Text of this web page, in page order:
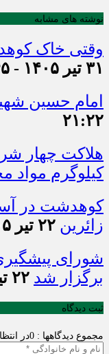
نوشته های مشابه
وقتی خاک
۳۱ تیر ۱۴۰۵ - ۱۸:۴۵
امام حسین
۲۱:۲۲
کیلوگرم مواد
کوهدشت در
زائرین ۲۲ تیر ۱۴۰۵ - ۱:۳۱
شورای
برگزار شد ۲۲ تیر ۱۴۰۵ - ۱:۲۴
ثبت دیدگاه
مجموع دیدگاهها : 0 در